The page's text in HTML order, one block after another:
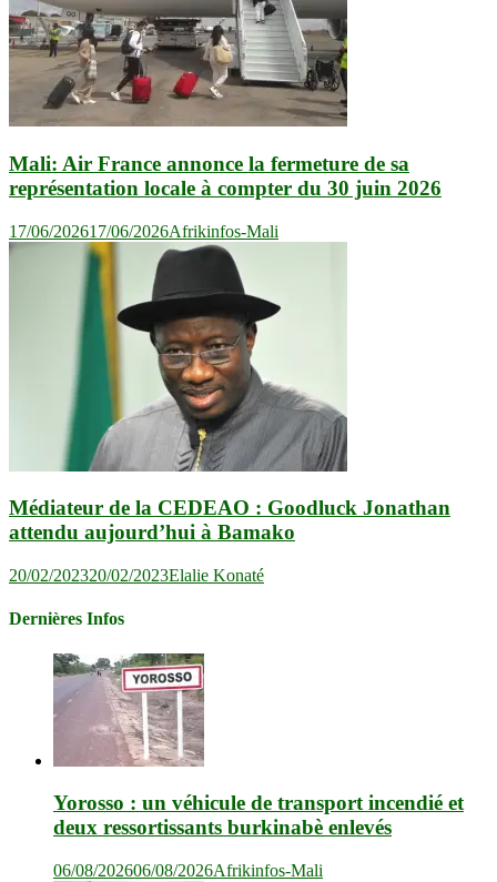
Mali: Air France annonce la fermeture de sa
représentation locale à compter du 30 juin 2026
17/06/202617/06/2026Afrikinfos-Mali
Médiateur de la CEDEAO : Goodluck Jonathan
attendu aujourd’hui à Bamako
20/02/202320/02/2023Elalie Konaté
Dernières Infos
Yorosso : un véhicule de transport incendié et
deux ressortissants burkinabè enlevés
06/08/202606/08/2026Afrikinfos-Mali